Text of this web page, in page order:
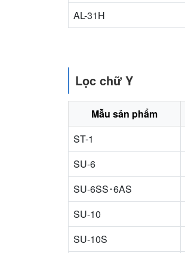
AL-31H
Lọc chữ Y
Mẫu sản phẩm
ST-1
SU-6
SU-6SS･6AS
SU-10
SU-10S